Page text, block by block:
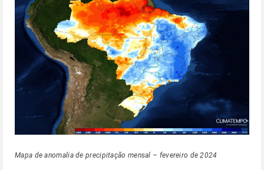
Mapa de anomalia de precipitação mensal – fevereiro de 2024